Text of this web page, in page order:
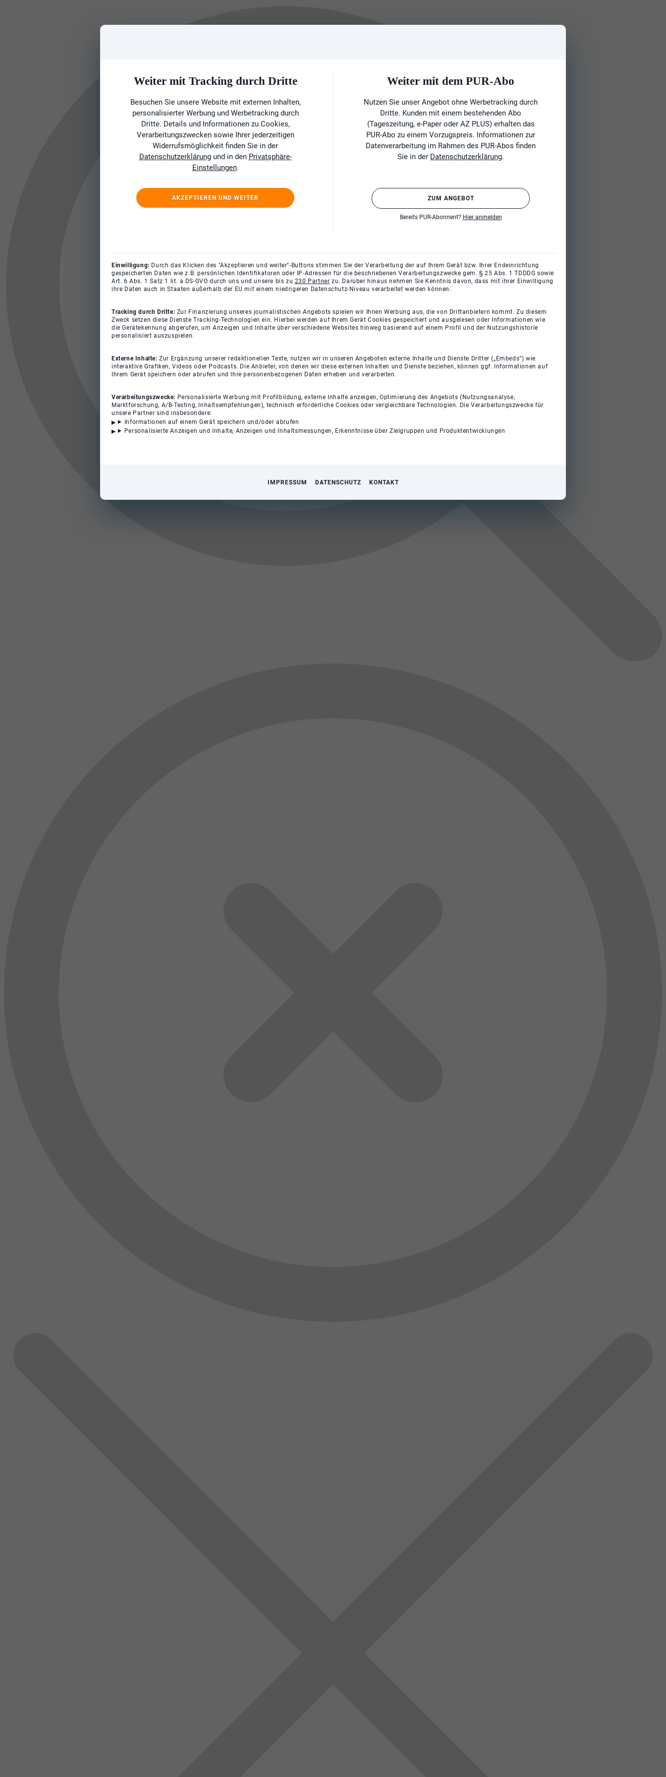
Weiter mit Tracking durch Dritte
Besuchen Sie unsere Website mit externen Inhalten,
personalisierter Werbung und Werbetracking durch
Dritte. Details und Informationen zu Cookies,
Verarbeitungszwecken sowie Ihrer jederzeitigen
Widerrufsmöglichkeit finden Sie in der
Datenschutzerklärungund in den Privatsphäre-
Einstellungen.
AKZEPTIEREN UND WEITER
Weiter mit dem PUR-Abo
Nutzen Sie unser Angebot ohne Werbetracking durch
Dritte. Kunden mit einem bestehenden Abo
(Tageszeitung, e-Paper oder AZ PLUS) erhalten das
PUR-Abo zu einem Vorzugspreis. Informationen zur
Datenverarbeitung im Rahmen des PUR-Abos finden
Sie in der Datenschutzerklärung.
ZUM ANGEBOT
Bereits PUR-Abonnent? Hier anmelden
Einwilligung: Durch das Klicken des "Akzeptieren und weiter"-Buttons stimmen Sie der Verarbeitung der auf Ihrem Gerät bzw. Ihrer Endeinrichtung
gespeicherten Daten wie z.B. persönlichen Identifikatoren oder IP-Adressen für die beschriebenen Verarbeitungszwecke gem. § 25 Abs. 1 TDDDG sowie
Art. 6 Abs. 1 Satz 1 lit. a DS-GVO durch uns und unsere bis zu 230 Partner zu. Darüber hinaus nehmen Sie Kenntnis davon, dass mit ihrer Einwilligung
ihre Daten auch in Staaten außerhalb der EU mit einem niedrigeren Datenschutz-Niveau verarbeitet werden können.
Tracking durch Dritte: Zur Finanzierung unseres journalistischen Angebots spielen wir Ihnen Werbung aus, die von Drittanbietern kommt. Zu diesem
Zweck setzen diese Dienste Tracking-Technologien ein. Hierbei werden auf Ihrem Gerät Cookies gespeichert und ausgelesen oder Informationen wie
die Gerätekennung abgerufen, um Anzeigen und Inhalte über verschiedene Websites hinweg basierend auf einem Profil und der Nutzungshistorie
personalisiert auszuspielen.
Externe Inhalte:Zur Ergänzung unserer redaktionellen Texte, nutzen wir in unseren Angeboten externe Inhalte und Dienste Dritter („Embeds“) wie
interaktive Grafiken, Videos oder Podcasts. Die Anbieter, von denen wir diese externen Inhalten und Dienste beziehen, können ggf. Informationen auf
Ihrem Gerät speichern oder abrufen und Ihre personenbezogenen Daten erheben und verarbeiten.
Verarbeitungszwecke: Personalisierte Werbung mit Profilbildung, externe Inhalte anzeigen, Optimierung des Angebots (Nutzungsanalyse,
Marktforschung, A/B-Testing, Inhaltsempfehlungen), technisch erforderliche Cookies oder vergleichbare Technologien. Die Verarbeitungszwecke für
unsere Partner sind insbesondere:
Informationen auf einem Gerät speichern und/oder abrufen
Personalisierte Anzeigen und Inhalte, Anzeigen und Inhaltsmessungen, Erkenntnisse über Zielgruppen und Produktentwicklungen
IMPRESSUM DATENSCHUTZ KONTAKT